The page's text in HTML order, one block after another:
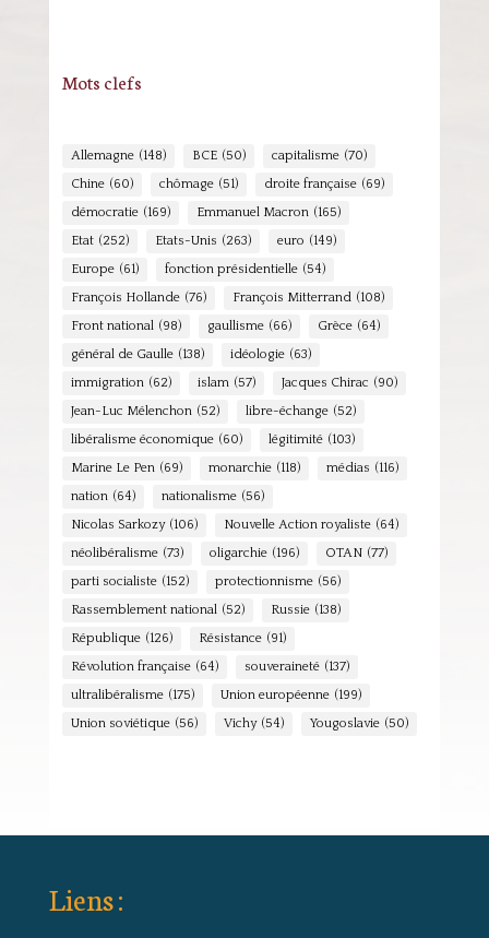
Mots clefs
Allemagne (148) BCE (50) capitalisme (70)
Chine (60) chômage (51) droite française (69)
démocratie (169) Emmanuel Macron (165)
Etat (252) Etats-Unis (263) euro (149)
Europe (61) fonction présidentielle (54)
François Hollande (76) François Mitterrand (108)
Front national (98) gaullisme (66) Grèce (64)
général de Gaulle (138) idéologie (63)
immigration (62) islam (57) Jacques Chirac (90)
Jean-Luc Mélenchon (52) libre-échange (52)
libéralisme économique (60) légitimité (103)
Marine Le Pen (69) monarchie (118) médias (116)
nation (64) nationalisme (56)
Nicolas Sarkozy (106) Nouvelle Action royaliste (64)
néolibéralisme (73) oligarchie (196) OTAN (77)
parti socialiste (152) protectionnisme (56)
Rassemblement national (52) Russie (138)
République (126) Résistance (91)
Révolution française (64) souveraineté (137)
ultralibéralisme (175) Union européenne (199)
Union soviétique (56) Vichy (54) Yougoslavie (50)
Liens :